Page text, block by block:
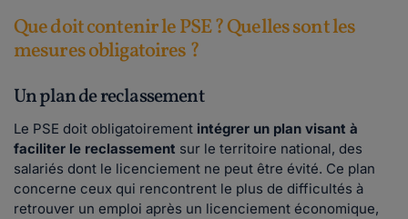
Que doit contenir le PSE ? Quelles sont les
mesures obligatoires ?
Un plan de reclassement
Le PSE doit obligatoirement intégrer un plan visant à
faciliter le reclassement sur le territoire national, des
salariés dont le licenciement ne peut être évité. Ce plan
concerne ceux qui rencontrent le plus de difficultés à
retrouver un emploi après un licenciement économique,